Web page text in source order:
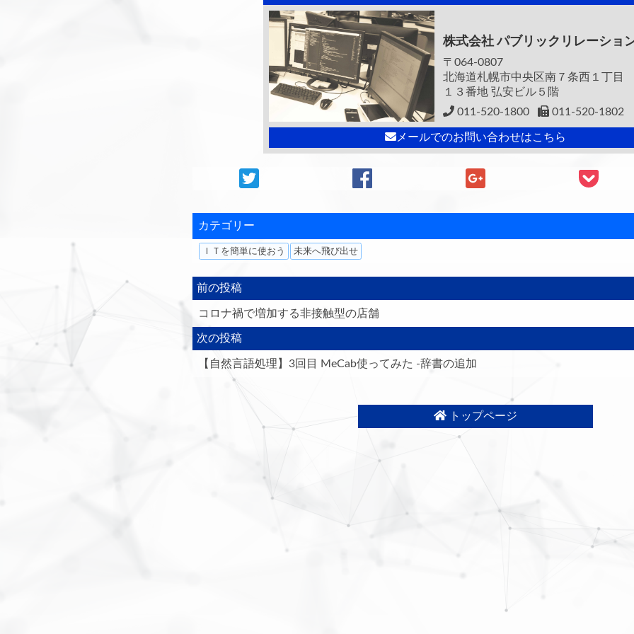
株式会社パブリックリレーショ
〒064-0807
北海道札幌市中央区南７条西１丁目
１３番地 弘安ビル５階
011-520-1800
011-520-1802
メールでのお問い合わせはこちら
カテゴリー
ＩＴを簡単に使おう 未来へ飛び出せ
前の投稿
コロナ禍で増加する非接触型の店舗
次の投稿
【自然言語処理】3回目 MeCab使ってみた -辞書の追加
トップページ